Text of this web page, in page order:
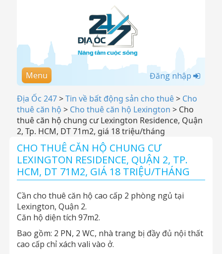
Menu Đăng nhập
Địa Ốc 247>Tin về bất động sản cho thuê> Cho
thuê căn hộ > Cho thuê căn hộ Lexington > Cho
thuê căn hộ chung cư Lexington Residence, Quận
2, Tp. HCM, DT 71m2, giá 18 triệu/tháng
CHO THUÊ CĂN HỘ CHUNG CƯ
LEXINGTON RESIDENCE, QUẬN 2, TP.
HCM, DT 71M2, GIÁ 18 TRIỆU/THÁNG
Cần cho thuê căn hộ cao cấp 2 phòng ngủ tại
Lexington, Quận 2.
Căn hộ diện tích 97m2.
Bao gồm: 2 PN, 2 WC, nhà trang bị đầy đủ nội thất
cao cấp chỉ xách vali vào ở.